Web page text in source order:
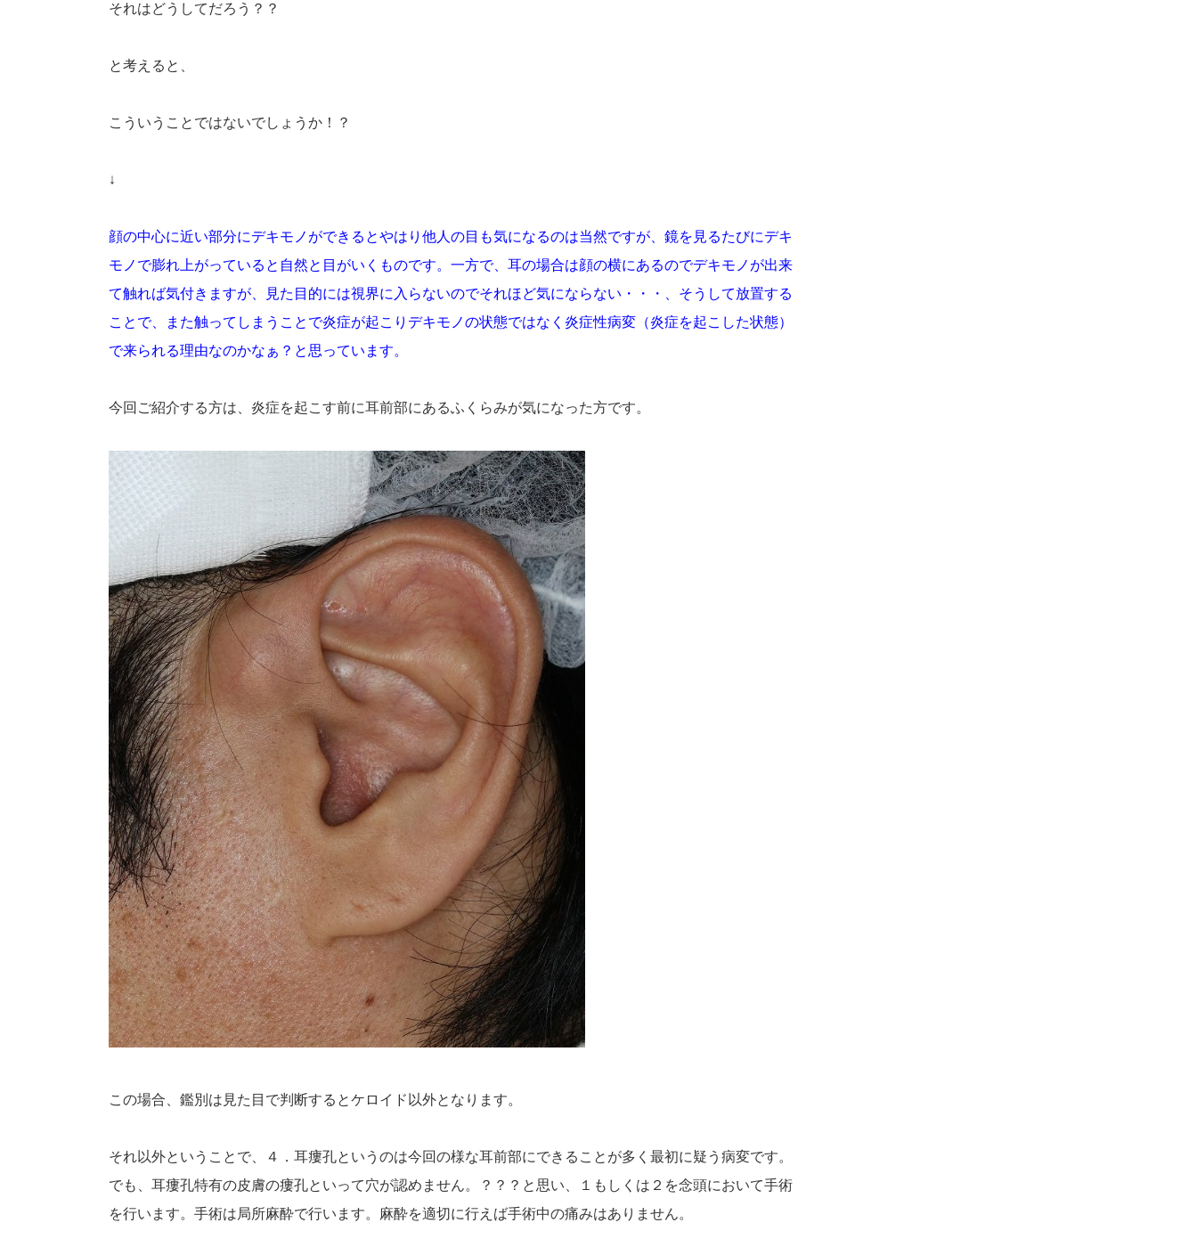
それはどうしてだろう？？
と考えると、
こういうことではないでしょうか！？
↓
顔の中心に近い部分にデキモノができるとやはり他人の目も気になるのは当然ですが、鏡を見るたびにデキ
モノで膨れ上がっていると自然と目がいくものです。一方で、耳の場合は顔の横にあるのでデキモノが出来
て触れば気付きますが、見た目的には視界に入らないのでそれほど気にならない・・・、そうして放置する
ことで、また触ってしまうことで炎症が起こりデキモノの状態ではなく炎症性病変（炎症を起こした状態）
で来られる理由なのかなぁ？と思っています。
今回ご紹介する方は、炎症を起こす前に耳前部にあるふくらみが気になった方です。
この場合、鑑別は見た目で判断するとケロイド以外となります。
それ以外ということで、４．耳瘻孔というのは今回の様な耳前部にできることが多く最初に疑う病変です。
でも、耳瘻孔特有の皮膚の瘻孔といって穴が認めません。？？？と思い、１もしくは２を念頭において手術
を行います。手術は局所麻酔で行います。麻酔を適切に行えば手術中の痛みはありません。